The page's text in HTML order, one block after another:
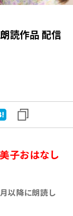
読作品 配信
子おはなし
以降に朗読し